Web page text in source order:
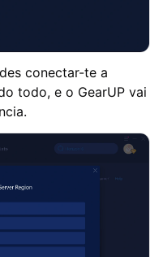
conectar-te a
todo, e o GearUP vai